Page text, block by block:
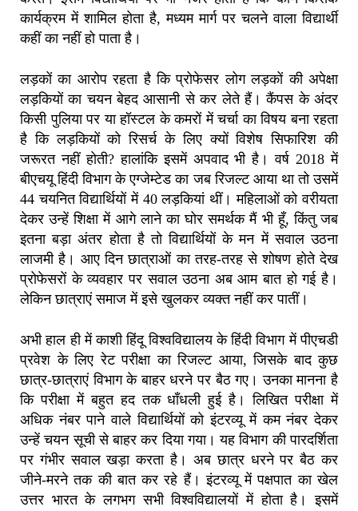
कार्यक्रम में शामिल होता है, मध्यम मार्ग पर चलने वाला विद्यार्थी
कहीं का नहीं हो पाता है।
लड़कों का आरोप रहता है कि प्रोफेसर लोग लड़कों की अपेक्षा
लड़कियों का चयन बेहद आसानी से कर लेते हैं। कैंपस के अंदर
किसी पुलिया पर या हॉस्टल के कमरों में चर्चा का विषय बना रहता
है कि लड़कियों को रिसर्च के लिए क्यों विशेष सिफारिश की
जरूरत नहीं होती? हालांकि इसमें अपवाद भी है। वर्ष 2018 में
बीएचयू हिंदी विभाग के एग्जेम्टेड का जब रिजल्ट आया था तो उसमें
44 चयनित विद्यार्थियों में 40 लड़कियां थीं। महिलाओं को वरीयता
देकर उन्हें शिक्षा में आगे लाने का घोर समर्थक मैं भी हूँ, किंतु जब
इतना बड़ा अंतर होता है तो विद्यार्थियों के मन में सवाल उठना
लाजमी है। आए दिन छात्राओं का तरह-तरह से शोषण होते देख
प्रोफेसरों के व्यवहार पर सवाल उठना अब आम बात हो गई है।
लेकिन छात्राएं समाज में इसे खुलकर व्यक्त नहीं कर पातीं।
अभी हाल ही में काशी हिंदू विश्वविद्यालय के हिंदी विभाग में पीएचडी
प्रवेश के लिए रेट परीक्षा का रिजल्ट आया, जिसके बाद कुछ
छात्र-छात्राएं विभाग के बाहर धरने पर बैठ गए। उनका मानना है
कि परीक्षा में बहुत हद तक धाँधली हुई है‌। लिखित परीक्षा में
अधिक नंबर पाने वाले विद्यार्थियों को इंटरव्यू में कम नंबर देकर
उन्हें चयन सूची से बाहर कर दिया गया। यह विभाग की पारदर्शिता
पर गंभीर सवाल खड़ा करता है। अब छात्र धरने पर बैठ कर
जीने-मरने तक की बात कर रहे हैं। इंटरव्यू में पक्षपात का खेल
उत्तर भारत के लगभग सभी विश्वविद्यालयों में होता है। इसमें